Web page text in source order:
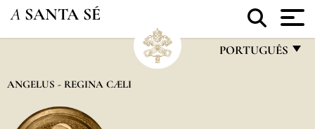
A SANTA SÉ
PORTUGUÊS
ANGELUS - REGINA CÆLI